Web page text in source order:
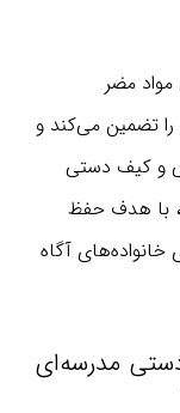
مواد مضر
تضمین می‌کند و
و کیف دستی
مدرسه‌ای پسرانه گابل اسپانیا مدل Coach، با هدف حفظ
آگاه
مدرسه‌ای